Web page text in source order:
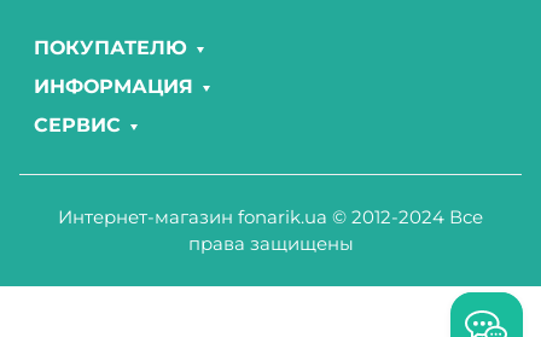
ПОКУПАТЕЛЮ
ИНФОРМАЦИЯ
СЕРВИС
Интернет-магазин fonarik.ua © 2012-2024 Все
права защищены